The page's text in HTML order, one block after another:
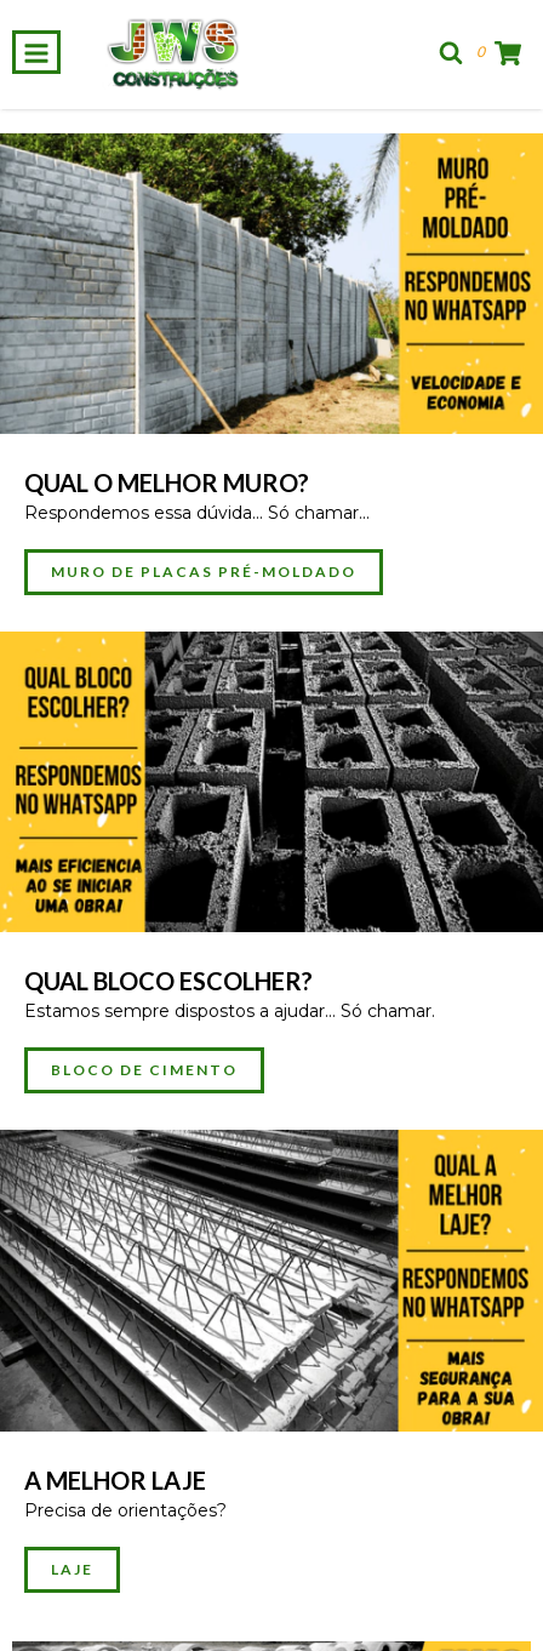
0
QUAL O MELHOR MURO?
Respondemos essa dúvida... Só chamar...
MURO DE PLACAS PRÉ-MOLDADO
QUAL BLOCO ESCOLHER?
Estamos sempre dispostos a ajudar... Só chamar.
BLOCO DE CIMENTO
A MELHOR LAJE
Precisa de orientações?
LAJE